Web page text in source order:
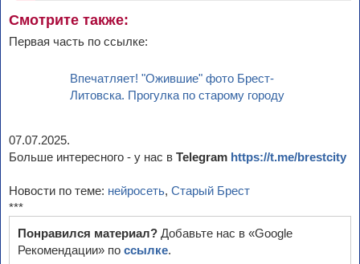
Смотрите также:
Первая часть по ссылке:
Впечатляет! "Ожившие" фото Брест-
Литовска. Прогулка по старому городу
07.07.2025.
Больше интересного - у нас в Telegram https://t.me/brestcity
Новости по теме: нейросеть, Старый Брест
***
Понравился материал? Добавьте нас в «Google
Рекомендации» по ссылке.